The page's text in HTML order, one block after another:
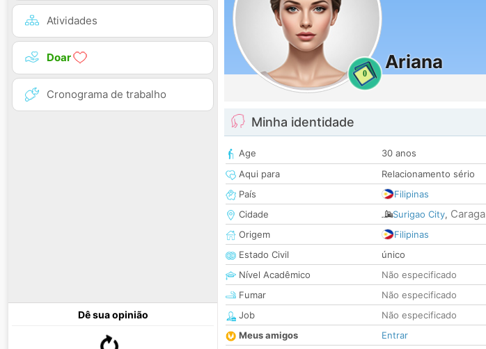
Atividades
Doar
Cronograma de trabalho
Dê sua opinião
0
Ariana
Minha identidade
Age
30 anos
Aqui para
Relacionamento sério
País
Filipinas
Cidade
Surigao City, Caraga
Origem
Filipinas
Estado Civil
único
Nível Acadêmico
Não especificado
Fumar
Não especificado
Job
Não especificado
Meus amigos
Entrar